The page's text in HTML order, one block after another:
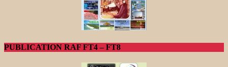
PUBLICATION RAF FT4 – FT8